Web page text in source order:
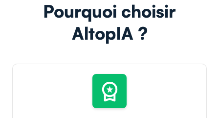
Pourquoi choisir
AltopIA ?